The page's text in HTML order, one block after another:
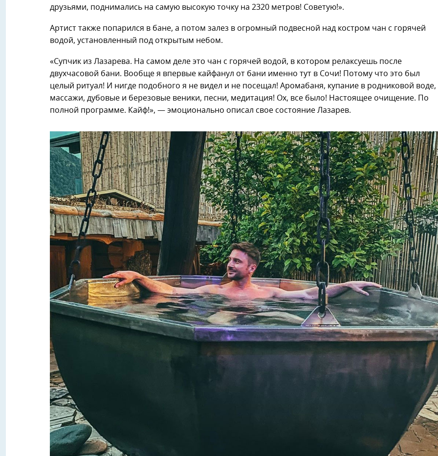
друзьями, поднимались на самую высокую точку на 2320 метров! Советую!».
Артист также попарился в бане, а потом залез в огромный подвесной над костром чан с горячей
водой, установленный под открытым небом.
«Супчик из Лазарева. На самом деле это чан с горячей водой, в котором релаксуешь после
двухчасовой бани. Вообще я впервые кайфанул от бани именно тут в Сочи! Потому что это был
целый ритуал! И нигде подобного я не видел и не посещал! Аромабаня, купание в родниковой воде,
массажи, дубовые и березовые веники, песни, медитация! Ох, все было! Настоящее очищение. По
полной программе. Кайф!», — эмоционально описал свое состояние Лазарев.